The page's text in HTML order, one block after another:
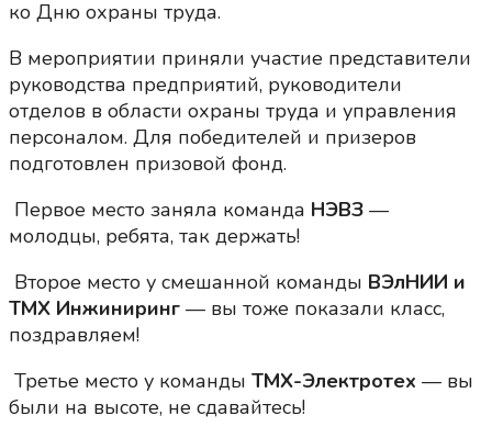
ко Дню охраны труда.
В мероприятии приняли участие представители
руководства предприятий, руководители
отделов в области охраны труда и управления
персоналом. Для победителей и призеров
подготовлен призовой фонд.
Первое место заняла команда НЭВЗ —
молодцы, ребята, так держать!
Второе место у смешанной команды ВЭлНИИ и
ТМХ Инжиниринг — вы тоже показали класс,
поздравляем!
Третье место у команды ТМХ-Электротех — вы
были на высоте, не сдавайтесь!